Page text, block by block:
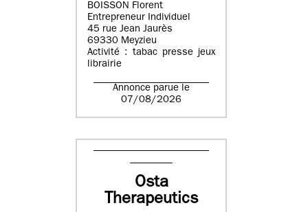
BOISSON Florent
Entrepreneur Individuel
45 rue Jean Jaurès
69330 Meyzieu
Activité : tabac presse jeux
librairie
Annonce parue le
07/08/2026
Osta
Therapeutics